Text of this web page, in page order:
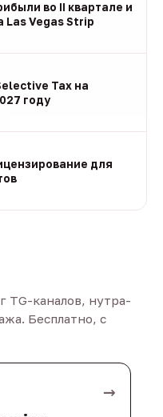
во II квартале и
Las Vegas Strip
Tax на
году
для
TG-каналов, нутра-
Бесплатно, с
→